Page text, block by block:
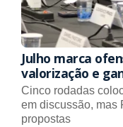
Julho marca
valorização e
Cinco rodadas
em discussão, mas
propostas